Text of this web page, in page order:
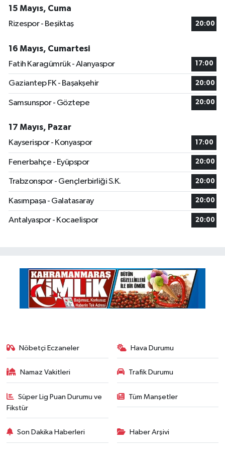
15 Mayıs, Cuma
Rizespor - Beşiktaş
20:00
16 Mayıs, Cumartesi
Fatih Karagümrük - Alanyaspor
17:00
Gaziantep FK - Başakşehir 20:00
Samsunspor - Göztepe 20:00
17 Mayıs, Pazar
Kayserispor - Konyaspor
17:00
Fenerbahçe - Eyüpspor 20:00
Trabzonspor - Gençlerbirliği S.K. 20:00
Kasımpaşa - Galatasaray 20:00
Antalyaspor - Kocaelispor 20:00
Nöbetçi Eczaneler Hava Durumu
Namaz Vakitleri Trafik Durumu
Süper Lig Puan Durumu ve
Fikstür
Tüm Manşetler
Son Dakika Haberleri Haber Arşivi